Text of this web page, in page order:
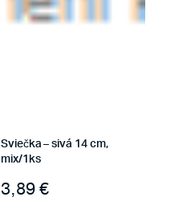
Sviečka – sivá 14 cm,
mix/1ks
3,89€